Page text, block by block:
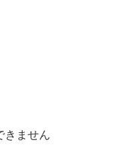
きません